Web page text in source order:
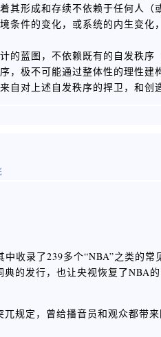
其形成和存续不依赖于任何人（
条件的变化，或系统的内生变
的蓝图，不依赖既有的自发秩序
，极不可能通过整体性的理性建
自对上述自发秩序的捍卫，和创
收录了239多个“NBA”之类的
的发行，也让央视恢复了NBA
规定，曾给播音员和观众都带